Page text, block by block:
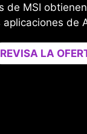
1 mes de las
de Adobe gratis.